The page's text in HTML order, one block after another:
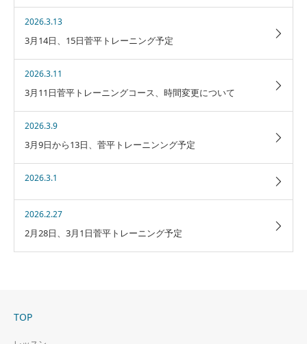
2026.3.13
3月14日、15日菅平トレーニング予定
2026.3.11
3月11日菅平トレーニングコース、時間変更について
2026.3.9
3月9日から13日、菅平トレーニンング予定
2026.3.1
2026.2.27
2月28日、3月1日菅平トレーニング予定
TOP